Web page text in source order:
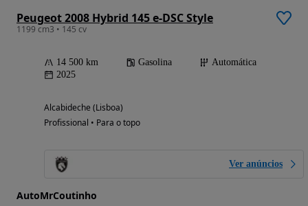
Peugeot 2008 Hybrid 145 e-DSC Style
1199 cm3 • 145 cv
14 500 km Gasolina
Automática
2025
Alcabideche (Lisboa)
Profissional • Para o topo
Ver anúncios
AutoMrCoutinho